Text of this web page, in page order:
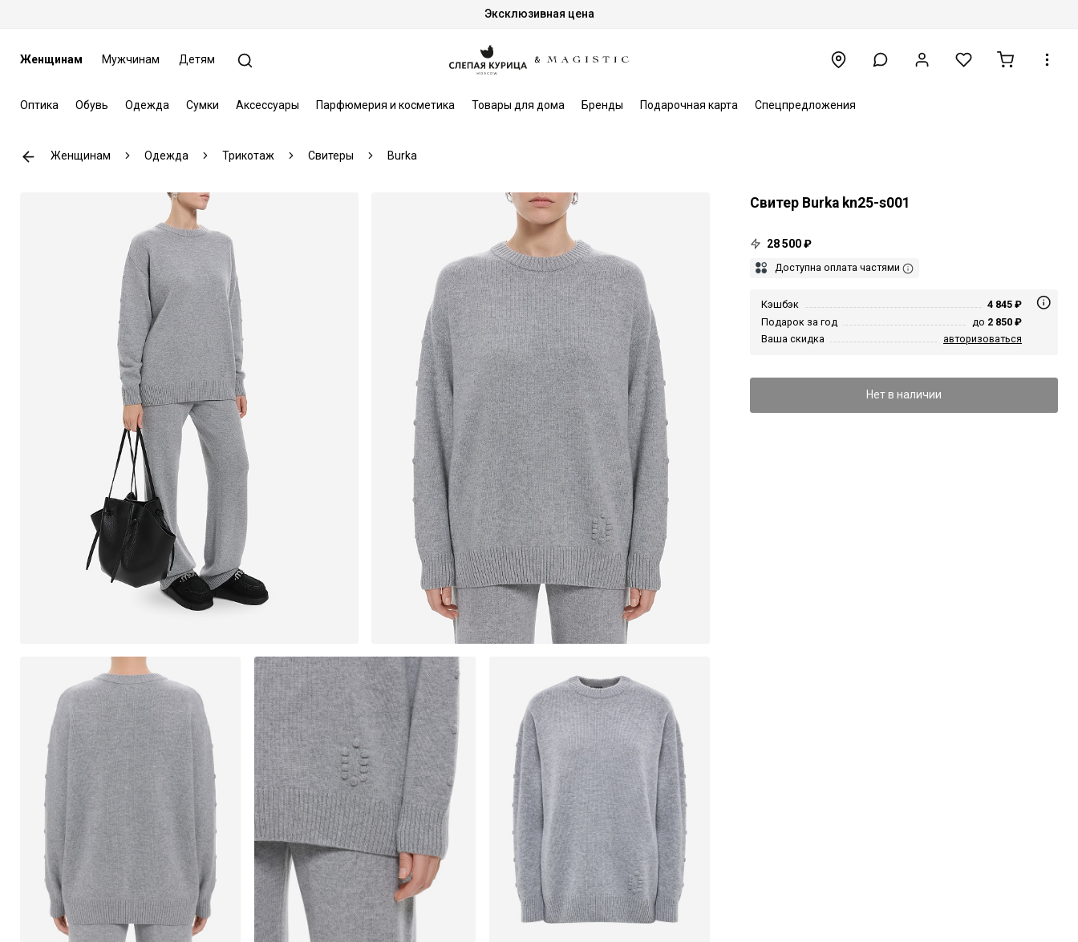
Эксклюзивная цена
Женщинам Мужчинам Детям
Оптика Обувь Одежда Сумки Аксессуары Парфюмерия и косметика Товары для дома Бренды Подарочная карта Спецпредложения
Женщинам Одежда Трикотаж Свитеры Burka
Свитер Burka kn25-s001
28 500 ₽
Доступна оплата частями
Кэшбэк
4 845 ₽
Подарок за год
до 2 850 ₽
Ваша скидка
авторизоваться
Нет в наличии